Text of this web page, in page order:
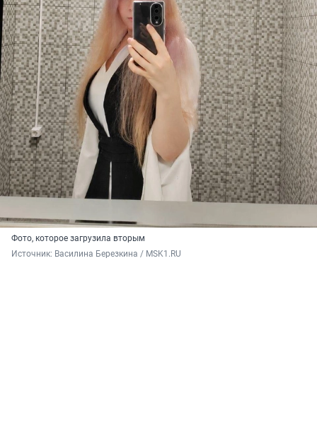
Фото, которое загрузила вторым
Источник: Василина Березкина / MSK1.RU